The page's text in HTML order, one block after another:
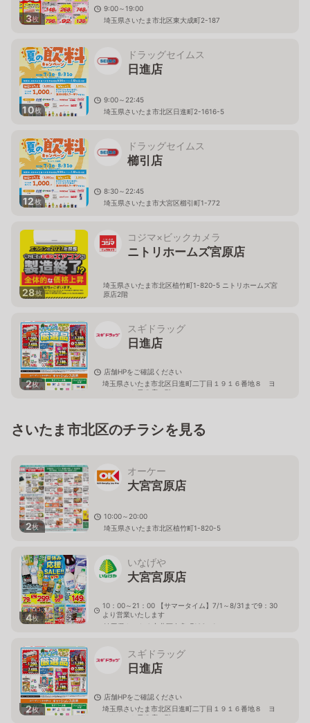
3枚
9:00～19:00
埼玉県さいたま市北区東大成町2-187
10枚
ドラッグセイムス
日進店
9:00～22:45
埼玉県さいたま市北区日進町2-1616-5
12枚
ドラッグセイムス
櫛引店
8:30～22:45
埼玉県さいたま市大宮区櫛引町1-772
28枚
コジマ×ビックカメラ
ニトリホームズ宮原店
埼玉県さいたま市北区植竹町1-820-5 ニトリホームズ宮
原店2階
2枚
スギドラッグ
日進店
店舗HPをご確認ください
埼玉県さいたま市北区日進町二丁目１９１６番地８ ヨ
ークマート日進店２階
さいたま市北区のチラシを見る
2枚
オーケー
大宮宮原店
10:00～20:00
埼玉県さいたま市北区植竹町1-820-5
4枚
いなげや
大宮宮原店
10：00～21：00 【サマータイム】7/1～8/31まで9：30
より営業いたします
埼玉県さいたま市北区奈良町106－1
2枚
スギドラッグ
日進店
店舗HPをご確認ください
埼玉県さいたま市北区日進町二丁目１９１６番地８ ヨ
ークマート日進店２階